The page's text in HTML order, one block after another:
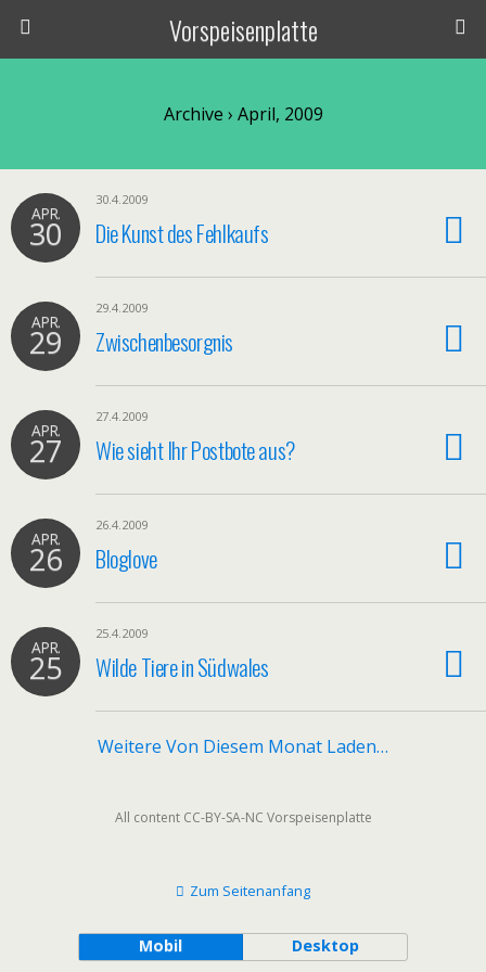
Vorspeisenplatte
Archive › April, 2009
APR.
30
30.4.2009
Die Kunst des Fehlkaufs
APR.
29
29.4.2009
Zwischenbesorgnis
APR.
27
27.4.2009
Wie sieht Ihr Postbote aus?
APR.
26
26.4.2009
Bloglove
APR.
25
25.4.2009
Wilde Tiere in Südwales
Weitere Von Diesem Monat Laden…
All content CC-BY-SA-NC Vorspeisenplatte
Zum Seitenanfang
Mobil Desktop